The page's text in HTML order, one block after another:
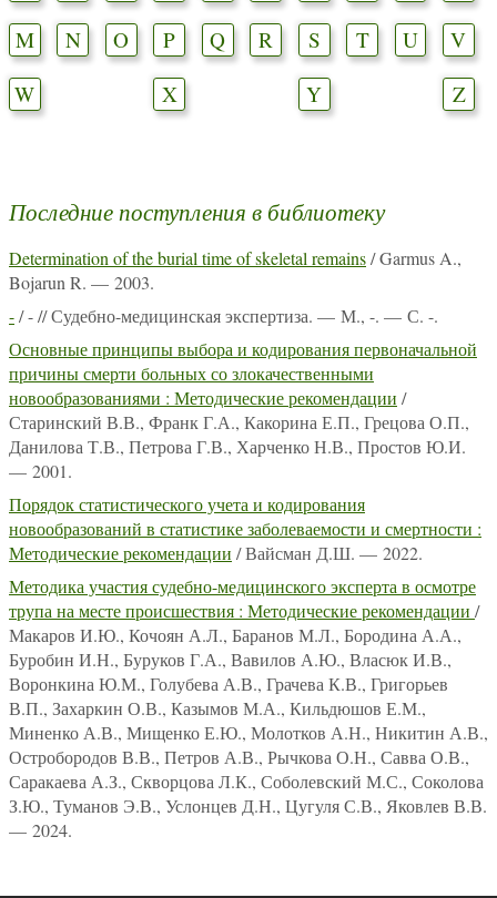
M
N O P Q R S T U
V
W
X Y Z
Последние поступления в библиотеку
Determination of the burial time of skeletal remains/ Garmus A.,
Bojarun R. — 2003.
-/ - // Судебно-медицинская экспертиза. — М., -. — С. -.
Основные принципы выбора и кодирования первоначальной
причины смерти больных со злокачественными
новообразованиями : Методические рекомендации /
Старинский В.В., Франк Г.А., Какорина Е.П., Грецова О.П.,
Данилова Т.В., Петрова Г.В., Харченко Н.В., Простов Ю.И.
— 2001.
Порядок статистического учета и кодирования
новообразований в статистике заболеваемости и смертности :
Методические рекомендации / Вайсман Д.Ш. — 2022.
Методика участия судебно-медицинского эксперта в осмотре
трупа на месте происшествия : Методические рекомендации /
Макаров И.Ю., Кочоян А.Л., Баранов М.Л., Бородина А.А.,
Буробин И.Н., Буруков Г.А., Вавилов А.Ю., Власюк И.В.,
Воронкина Ю.М., Голубева А.В., Грачева К.В., Григорьев
В.П., Захаркин О.В., Казымов М.А., Кильдюшов Е.М.,
Миненко А.В., Мищенко Е.Ю., Молотков А.Н., Никитин А.В.,
Остробородов В.В., Петров А.В., Рычкова О.Н., Савва О.В.,
Саракаева А.З., Скворцова Л.К., Соболевский М.С., Соколова
З.Ю., Туманов Э.В., Услонцев Д.Н., Цугуля С.В., Яковлев В.В.
— 2024.